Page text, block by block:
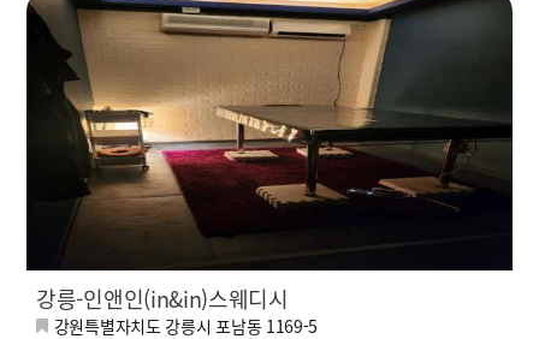
강릉-인앤인(in&in)스웨디시
강원특별자치도 강릉시 포남동 1169-5